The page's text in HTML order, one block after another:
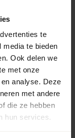
te
te bieden
Ook delen we
met onze
analyse. Deze
met andere
die ze hebben
hun services.
loungesets
nog en je ruikt de
meestal uit de
de Franse slag. Het
en de rugleuning
duigen moeten de
Het hout
te schuren,